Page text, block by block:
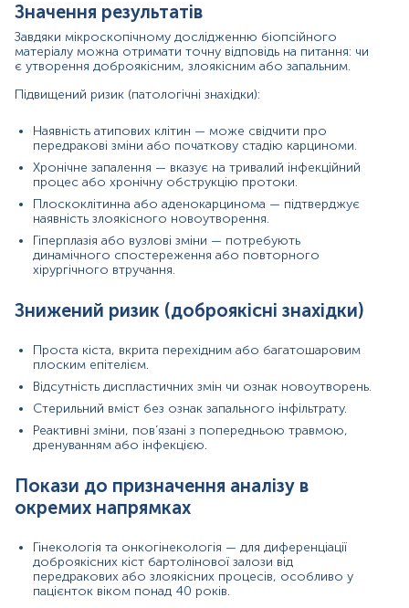
Гінекологія та онкогінекологія — для
диференціації доброякісних кіст бартолінової
залози від передракових або злоякісних
процесів, особливо у пацієнток віком понад 40
Хірургічна патологія — з метою оцінки повноти
змінених тканин.
Інфекція — при хронічному або рецидивуючому
запаленні, зокрема при підозрі на полімікробну
флору або специфічну інфекцію.
Профілактична медицина — у жінок у
постменопаузі при появі нових утворень в
області вульви або незвичних симптомів.
Дерматологія та дерматопатологія — для
виключення шкірних або слизових захворювань,
що можуть клінічно імітувати кісту бартолінової
залози (наприклад, епідермальні кісти, елементи
вульварного дистрофічного процесу,
Що може вплинути на результати
Якість зразка: неповне видалення або
фрагментація тканини
Наявна інфекція: здатна приховати клітинні зміни
або імітувати злоякісність
Попереднє лікування: антибіотики чи дренаж
Вік та гормональний статус пацієнтки:
постменопаузальні зміни в структурі залози
Артефакти фіксації: погана підготовка зразка
ускладнює мікроскопічний аналіз
Матеріал
Біопсійний матеріал
Значення результатів
Завдяки мікроскопічному дослідженню біопсійного
матеріалу можна отримати точну відповідь на питання: чи
є утворення доброякісним, злоякісним або запальним.
Підвищений ризик (патологічні знахідки):
Наявність атипових клітин — може свідчити про
передракові зміни або початкову стадію карциноми.
Хронічне запалення — вказує на тривалий інфекційний
процес або хронічну обструкцію протоки.
Плоскоклітинна або аденокарцинома — підтверджує
наявність злоякісного новоутворення.
Гіперплазія або вузлові зміни — потребують
динамічного спостереження або повторного
хірургічного втручання.
Знижений ризик (доброякісні знахідки)
Проста кіста, вкрита перехідним або багатошаровим
плоским епітелієм.
Відсутність диспластичних змін чи ознак новоутворень.
Стерильний вміст без ознак запального інфільтрату.
Реактивні зміни, пов’язані з попередньою травмою,
дренуванням або інфекцією.
Покази до призначення аналізу в
окремих напрямках
Гінекологія та онкогінекологія — для диференціації
доброякісних кіст бартолінової залози від
передракових або злоякісних процесів, особливо у
пацієнток віком понад 40 років.